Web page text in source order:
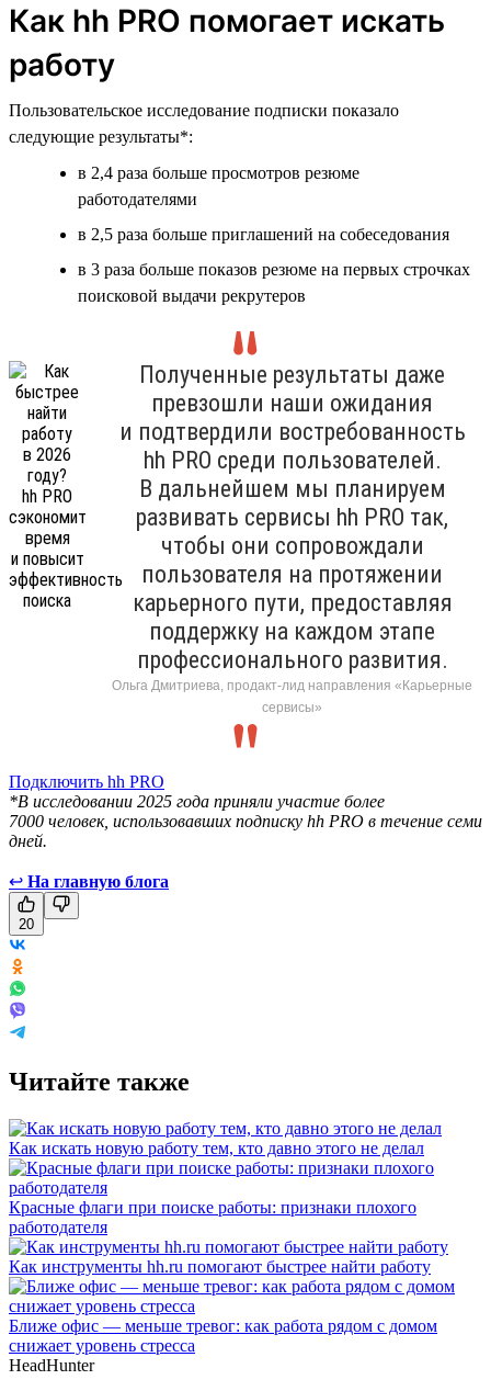
Как hh PRO помогает искать
работу
Пользовательское исследование подписки показало
следующие результаты*:
в 2,4 раза больше просмотров резюме
работодателями
в 2,5 раза больше приглашений на собеседования
в 3 раза больше показов резюме на первых строчках
поисковой выдачи рекрутеров
Полученные результаты даже
превзошли наши ожидания
и подтвердили востребованность
hh PRO среди пользователей.
В дальнейшем мы планируем
развивать сервисы hh PRO так,
чтобы они сопровождали
пользователя на протяжении
карьерного пути, предоставляя
поддержку на каждом этапе
профессионального развития.
Ольга Дмитриева, продакт-лид направления «Карьерные
сервисы»
Подключить hh PRO
*В исследовании 2025 года приняли участие более
7000 человек, использовавших подписку hh PRO в течение семи
дней.
↩ На главную блога
20
Читайте также
Как искать новую работу тем, кто давно этого не делал
Красные флаги при поиске работы: признаки плохого
работодателя
Как инструменты hh.ru помогают быстрее найти работу
Ближе офис — меньше тревог: как работа рядом с домом
снижает уровень стресса
HeadHunter